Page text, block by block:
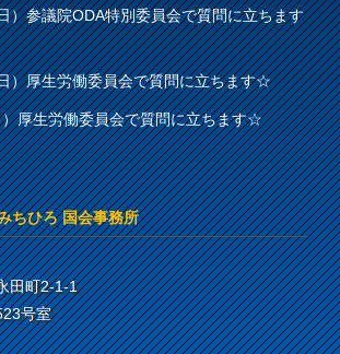
参議院ODA特別委員会で質問に立ちます
）厚生労働委員会で質問に立ちます☆
厚生労働委員会で質問に立ちます☆
ちひろ 国会事務所
田町2-1-1
号室